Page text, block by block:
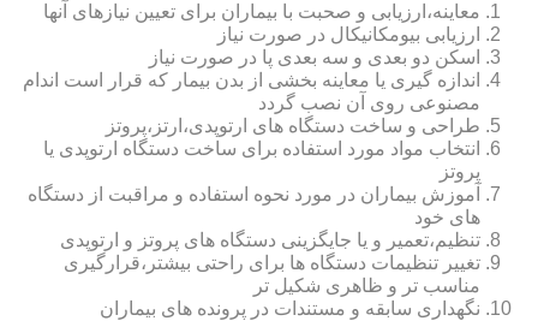
معاینه،ارزیابی و صحبت با بیماران برای تعیین نیازهای آنها
ارزیابی بیومکانیکال در صورت نیاز
اسکن دو بعدی و سه بعدی پا در صورت نیاز
اندازه گیری یا معاینه بخشی از بدن بیمار که قرار است اندام
مصنوعی روی آن نصب گردد
طراحی و ساخت دستگاه های ارتوپدی،ارتز،پروتز
انتخاب مواد مورد استفاده برای ساخت دستگاه ارتوپدی یا
پروتز
آموزش بیماران در مورد نحوه استفاده و مراقبت از دستگاه
های خود
تنظیم،تعمیر و یا جایگزینی دستگاه های پروتز و ارتوپدی
تغییر تنظیمات دستگاه ها برای راحتی بیشتر،قرارگیری
مناسب تر و ظاهری شکیل تر
نگهداری سابقه و مستندات در پرونده های بیماران